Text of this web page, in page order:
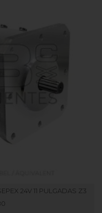
24V 11 PULGADAS Z3